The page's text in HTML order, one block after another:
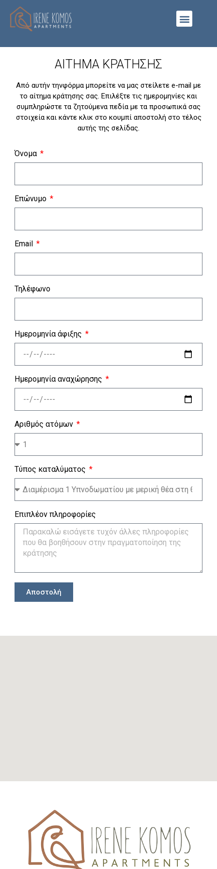
ΑΙΤΗΜΑ ΚΡΑΤΗΣΗΣ
Από αυτήν τηνφόρμα μπορείτε να μας στείλετε e-mail με
το αίτημα κράτησης σας. Επιλέξτε τις ημερομηνίες και
συμπληρώστε τα ζητούμενα πεδία με τα προσωπικά σας
στοιχεία και κάντε κλικ στο κουμπί αποστολή στο τέλος
αυτής της σελίδας.
Όνομα
Επώνυμο
Email
Τηλέφωνο
Ημερομηνία άφιξης
Ημερομηνία αναχώρησης
Αριθμός ατόμων
Τύπος καταλύματος
Επιπλέον πληροφορίες
Αποστολή